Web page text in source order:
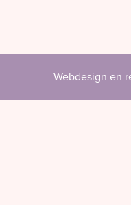
Webdesign en